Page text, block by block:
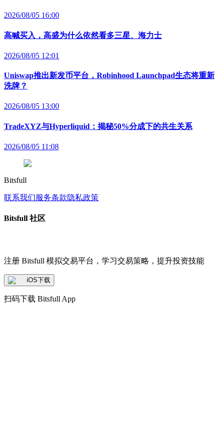
2026/08/05 16:00
高喊买入，高盛为什么依然看多三星、海力士
2026/08/05 12:01
Uniswap推出新发币平台，Robinhood Launchpad生态将重新
洗牌？
2026/08/05 13:00
TradeXYZ与Hyperliquid：揭秘50%分成下的共生关系
2026/08/05 11:08
Bitsfull
联系我们服务条款隐私政策
Bitsfull 社区
注册 Bitsfull 模拟交易平台，学习交易策略，提升投资技能
iOS下载
扫码下载 Bitsfull App